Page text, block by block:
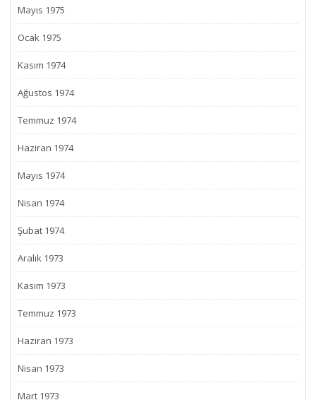
Mayıs 1975
Ocak 1975
Kasım 1974
Ağustos 1974
Temmuz 1974
Haziran 1974
Mayıs 1974
Nisan 1974
Şubat 1974
Aralık 1973
Kasım 1973
Temmuz 1973
Haziran 1973
Nisan 1973
Mart 1973